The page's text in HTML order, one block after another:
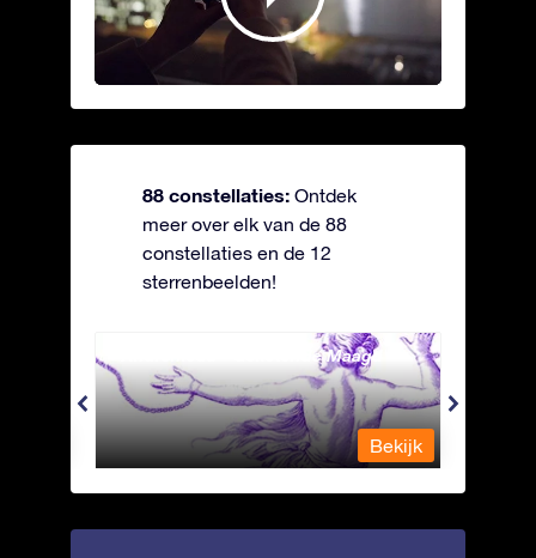
88 constellaties: Ontdek
meer over elk van de 88
constellaties en de 12
sterrenbeelden!
Andromeda - Geketende Maagd
Bekijk